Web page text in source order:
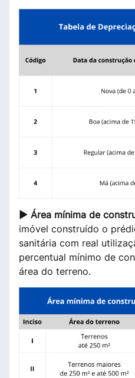
► Área mínima de
imóvel construído o
sanitária com real
percentual mínimo de
área do terreno.